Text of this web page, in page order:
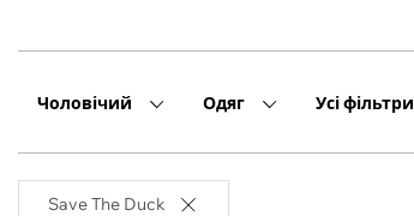
Чоловічий Одяг Усі фільтри
Save The Duck